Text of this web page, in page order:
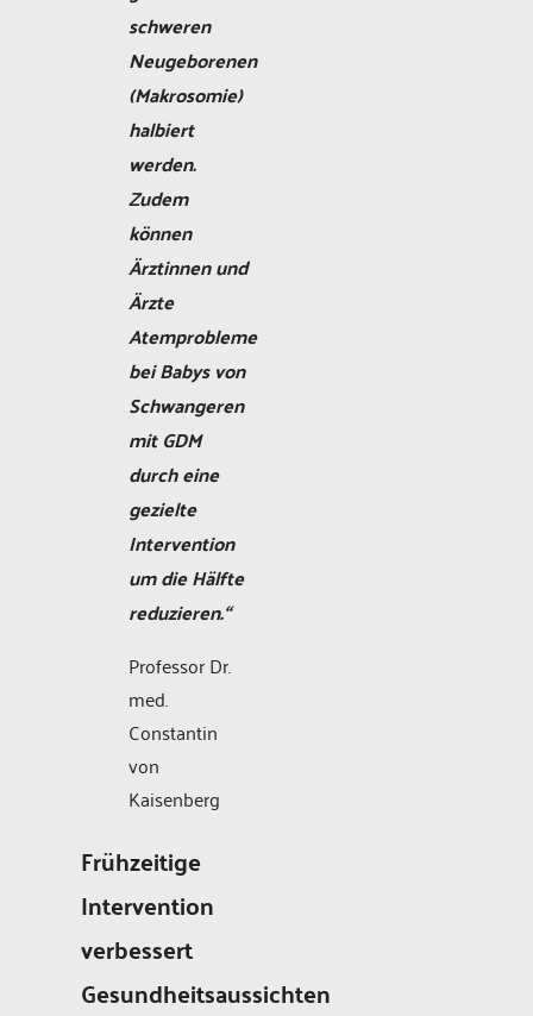
schweren
Neugeborenen
(Makrosomie)
halbiert
werden.
Zudem
können
Ärztinnen und
Ärzte
Atemprobleme
bei Babys von
Schwangeren
mit GDM
durch eine
gezielte
Intervention
um die Hälfte
reduzieren.“
Professor Dr.
med.
Constantin
von
Kaisenberg
Frühzeitige
Intervention
verbessert
Gesundheitsaussichten